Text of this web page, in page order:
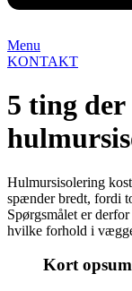
Menu
KONTAKT
5 ting
Hulmursisolering
spænder bredt, fordi
Spørgsmålet er
hvilke forhold i
Kort